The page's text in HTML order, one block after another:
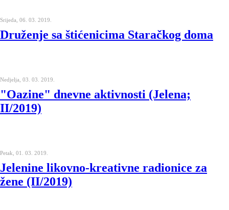
Srijeda, 06. 03. 2019.
Druženje sa štićenicima Staračkog doma
Nedjelja, 03. 03. 2019.
"Oazine" dnevne aktivnosti (Jelena;
II/2019)
Petak, 01. 03. 2019.
Jelenine likovno-kreativne radionice za
žene (II/2019)